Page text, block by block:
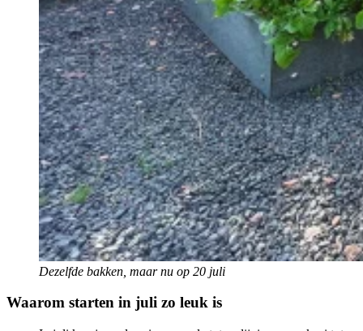
Dezelfde bakken, maar nu op 20 juli
Waarom starten in juli zo leuk is